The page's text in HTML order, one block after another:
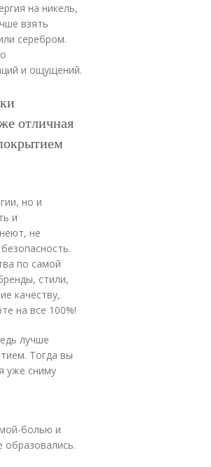
на никель,
взять
серебром.
и ощущений.
отличная
но и
и
не
по самой
стили,
качеству,
на все 100%!
лучше
Тогда вы
уже сниму
болью и
образовались.